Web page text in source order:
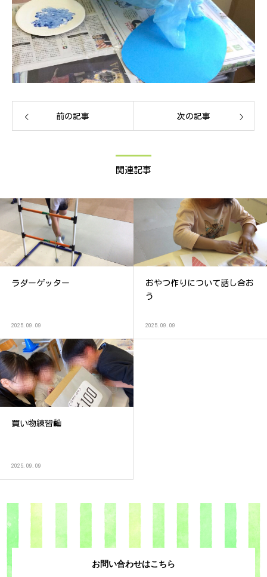
前の記事 次の記事
関連記事
ラダーゲッター
2025.09.09
おやつ作りについて話し合お
う
2025.09.09
買い物練習🛍️
2025.09.09
お問い合わせはこちら